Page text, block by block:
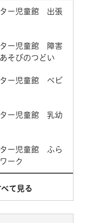
ー児童館 出張
ー児童館 障害
そびのつどい
ー児童館 ベビ
ー児童館 乳幼
ー児童館 ふら
ーク
べて見る